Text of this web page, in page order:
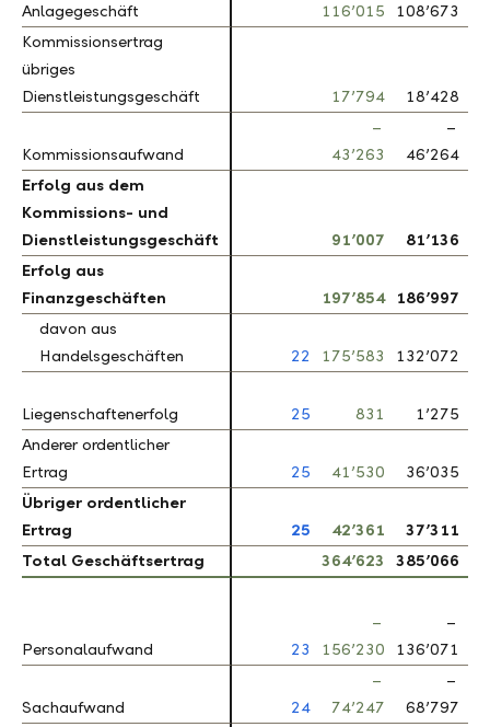
Anlagegeschäft
116’015
108’673
Kommissionsertrag
übriges
Dienstleistungsgeschäft
17’794 18’428
Kommissionsaufwand
–
43’263
–
46’264
Erfolg aus dem
Kommissions- und
Dienstleistungsgeschäft
91’007 81’136
Erfolg aus
Finanzgeschäften
197’854 186’997
davon aus
Handelsgeschäften
22 175’583 132’072
Liegenschaftenerfolg 25 831 1’275
Anderer ordentlicher
Ertrag
25 41’530 36’035
Übriger ordentlicher
Ertrag
25 42’361 37’311
Total Geschäftsertrag
364’623 385’066
Personalaufwand 23
–
156’230
–
136’071
Sachaufwand 24
–
74’247
–
68’797
Anlagegeschäft
Kommissionsertrag
übriges
Dienstleistungsgeschäft
Kommissionsaufwand
Erfolg aus dem
Kommissions- und
Dienstleistungsgeschäft
Erfolg aus
Finanzgeschäften
davon aus
Handelsgeschäften
Liegenschaftenerfolg
Anderer ordentlicher
Ertrag
Übriger ordentlicher
Ertrag
Total Geschäftsertrag
Personalaufwand
Sachaufwand